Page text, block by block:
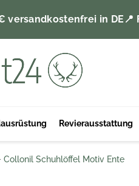
versandkostenfrei in DE 📍
Revierausstattung
Collonil Schuhlöffel Motiv Ente